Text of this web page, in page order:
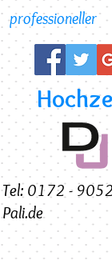
professioneller
Tel: 0172 -
Pali.de